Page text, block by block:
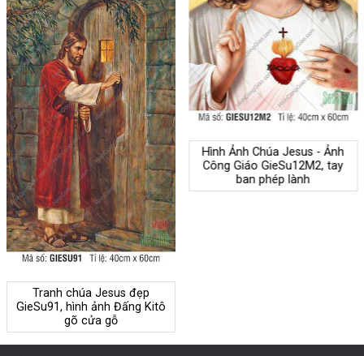
Hình Ảnh Chúa Jesus - Ảnh
Công Giáo GieSu12M2, tay
ban phép lành
Tranh chúa Jesus đẹp
GieSu91, hình ảnh Đấng Kitô
gõ cửa gỗ